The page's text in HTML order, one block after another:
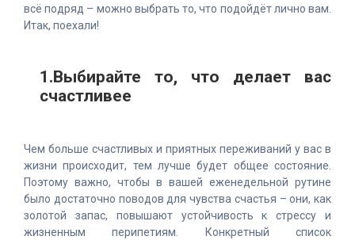
всё подряд – можно выбрать то, что подойдёт лично вам.
Итак, поехали!
1.Выбирайте то, что делает вас
счастливее
Чем больше счастливых и приятных переживаний у вас в
жизни происходит, тем лучше будет общее состояние.
Поэтому важно, чтобы в вашей еженедельной рутине
было достаточно поводов для чувства счастья – они, как
золотой запас, повышают устойчивость к стрессу и
жизненным перипетиям. Конкретный список